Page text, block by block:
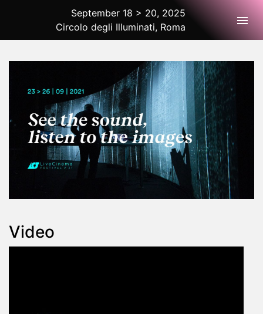
2025 Rome
September 18 > 20, 2025
Circolo degli Illuminati, Roma
Video